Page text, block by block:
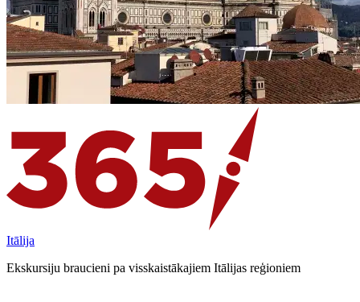
Itālija
Ekskursiju braucieni pa visskaistākajiem Itālijas reģioniem